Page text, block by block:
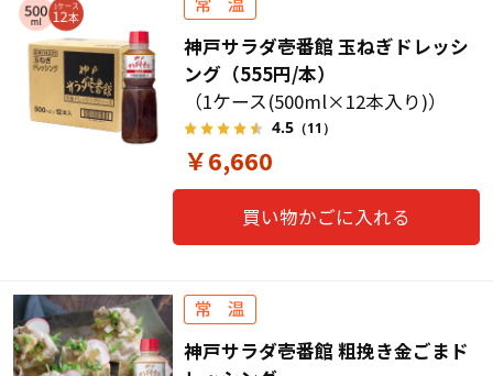
神戸サラダ壱番館 玉ねぎドレッシ
ング（555円/本）
（1ケース(500ml×12本入り)）
4.5（11）
￥6,660
買い物かごに入れる
神戸サラダ壱番館 粗挽き金ごまド